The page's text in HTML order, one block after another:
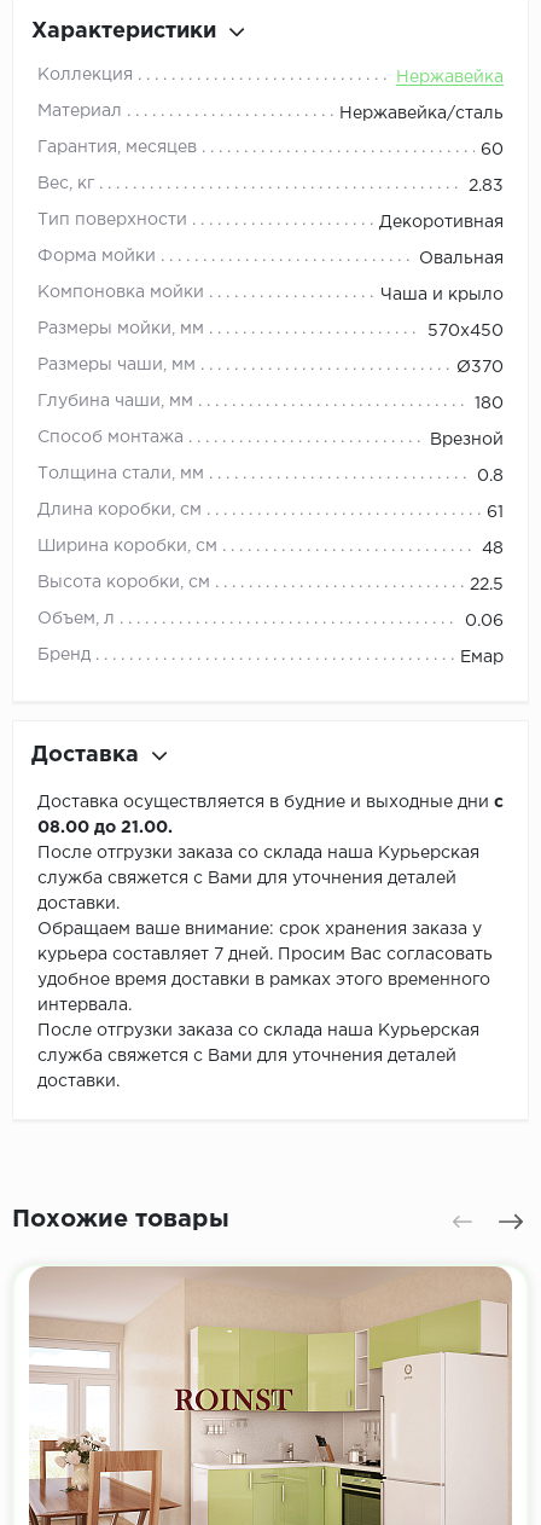
Характеристики
Коллекция Нержавейка
Материал Нержавейка/сталь
Гарантия, месяцев 60
Вес, кг 2.83
Тип поверхности Декоротивная
Форма мойки Овальная
Компоновка мойки Чаша и крыло
Размеры мойки, мм 570х450
Размеры чаши, мм Ø370
Глубина чаши, мм 180
Способ монтажа Врезной
Толщина стали, мм 0.8
Длина коробки, см 61
Ширина коробки, см 48
Высота коробки, см 22.5
Объем, л 0.06
Бренд Емар
Доставка
Доставка осуществляется в будние и выходные дни с
08.00 до 21.00.
После отгрузки заказа со склада наша Курьерская
служба свяжется с Вами для уточнения деталей
доставки.
Обращаем ваше внимание: срок хранения заказа у
курьера составляет 7 дней. Просим Вас согласовать
удобное время доставки в рамках этого временного
интервала.
После отгрузки заказа со склада наша Курьерская
служба свяжется с Вами для уточнения деталей
доставки.
Похожие товары